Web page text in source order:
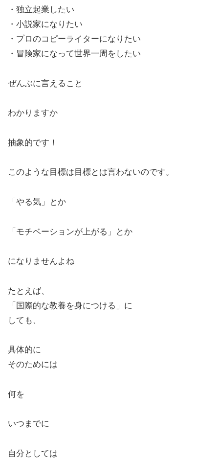
・独立起業したい
・小説家になりたい
・プロのコピーライターになりたい
・冒険家になって世界一周をしたい
ぜんぶに言えること
わかりますか
抽象的です！
このような目標は目標とは言わないのです。
「やる気」とか
「モチベーションが上がる」とか
になりませんよね
たとえば、
「国際的な教養を身につける」に
しても、
具体的に
そのためには
何を
いつまでに
自分としては